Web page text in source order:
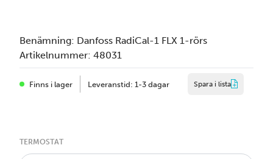
Benämning: Danfoss RadiCal-1 FLX 1-rörs
Artikelnummer: 48031
Finns i lager Leveranstid: 1-3 dagar Spara i lista
TERMOSTAT